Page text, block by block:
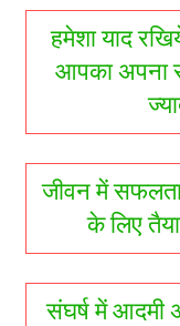
हमेशा याद
आपका अपना
जीवन में
के लिए
संघर्ष में आदमी